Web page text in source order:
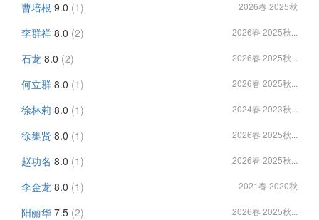
曹培根 9.0 (1) 2026春 2025秋
李群祥 8.0 (2) 2026春 2025秋...
石龙 8.0 (2) 2026春 2025秋...
何立群 8.0 (1) 2026春 2025秋...
徐林莉 8.0 (1) 2024春 2023秋...
徐集贤 8.0 (1) 2026春 2025秋...
赵功名 8.0 (1) 2026春 2025秋...
李金龙 8.0 (1) 2021春 2020秋
阳丽华 7.5 (2) 2026春 2025秋...